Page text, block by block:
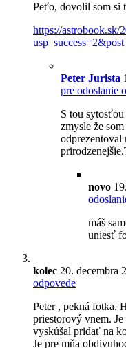
Peťo, dovolil som si
https://astrobook.sk/
Peter Jurista
pre odoslanie
S tou
zmysle že
odprezentoval
novo
máš
uniesť
kolec 20. decembra
odpovede
Peter , pekná fotka.
priestorový vnem.
vyskúšal pridať na
Je pre mňa